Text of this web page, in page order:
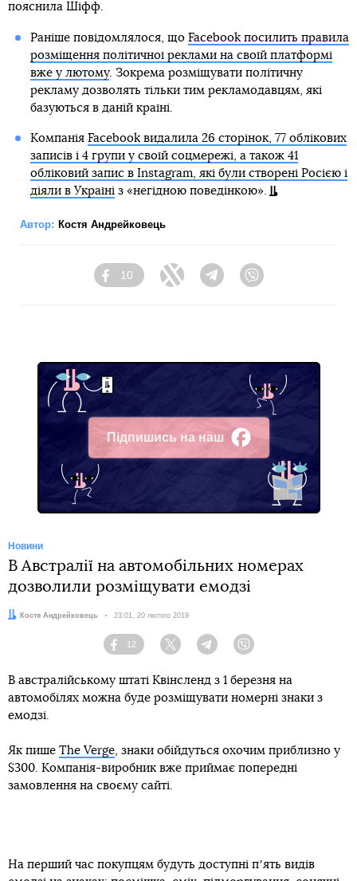
пояснила Шіфф.
Раніше повідомлялося, що Facebook посилить правила
розміщення політичної реклами на своїй платформі
вже у лютому. Зокрема розміщувати політичну
рекламу дозволять тільки тим рекламодавцям, які
базуються в даній країні.
Компанія Facebook видалила 26 сторінок, 77 облікових
записів і 4 групи у своїй соцмережі, а також 41
обліковий запис в Instagram, які були створені Росією і
діяли в Україніз «негідною поведінкою».
Автор: Костя Андрейковець
Facebook
10
Twitter Telegram
Підпишись на наш
Facebook
Новини
В Австралії на автомобільних номерах
дозволили розміщувати емодзі
Автор:Костя Андрейковець Дата:
23:01, 20 лютого 2019
Facebook
12
Twitter TelegramViber
В австралійському штаті Квінсленд з 1 березня на
автомобілях можна буде розміщувати номерні знаки з
емодзі.
Як пише The Verge, знаки обійдуться охочим приблизно у
$300. Компанія-виробник вже приймає попередні
замовлення на своєму сайті.
На перший час покупцям будуть доступні пʼять видів